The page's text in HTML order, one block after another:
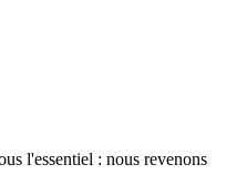
l'essentiel : nous revenons